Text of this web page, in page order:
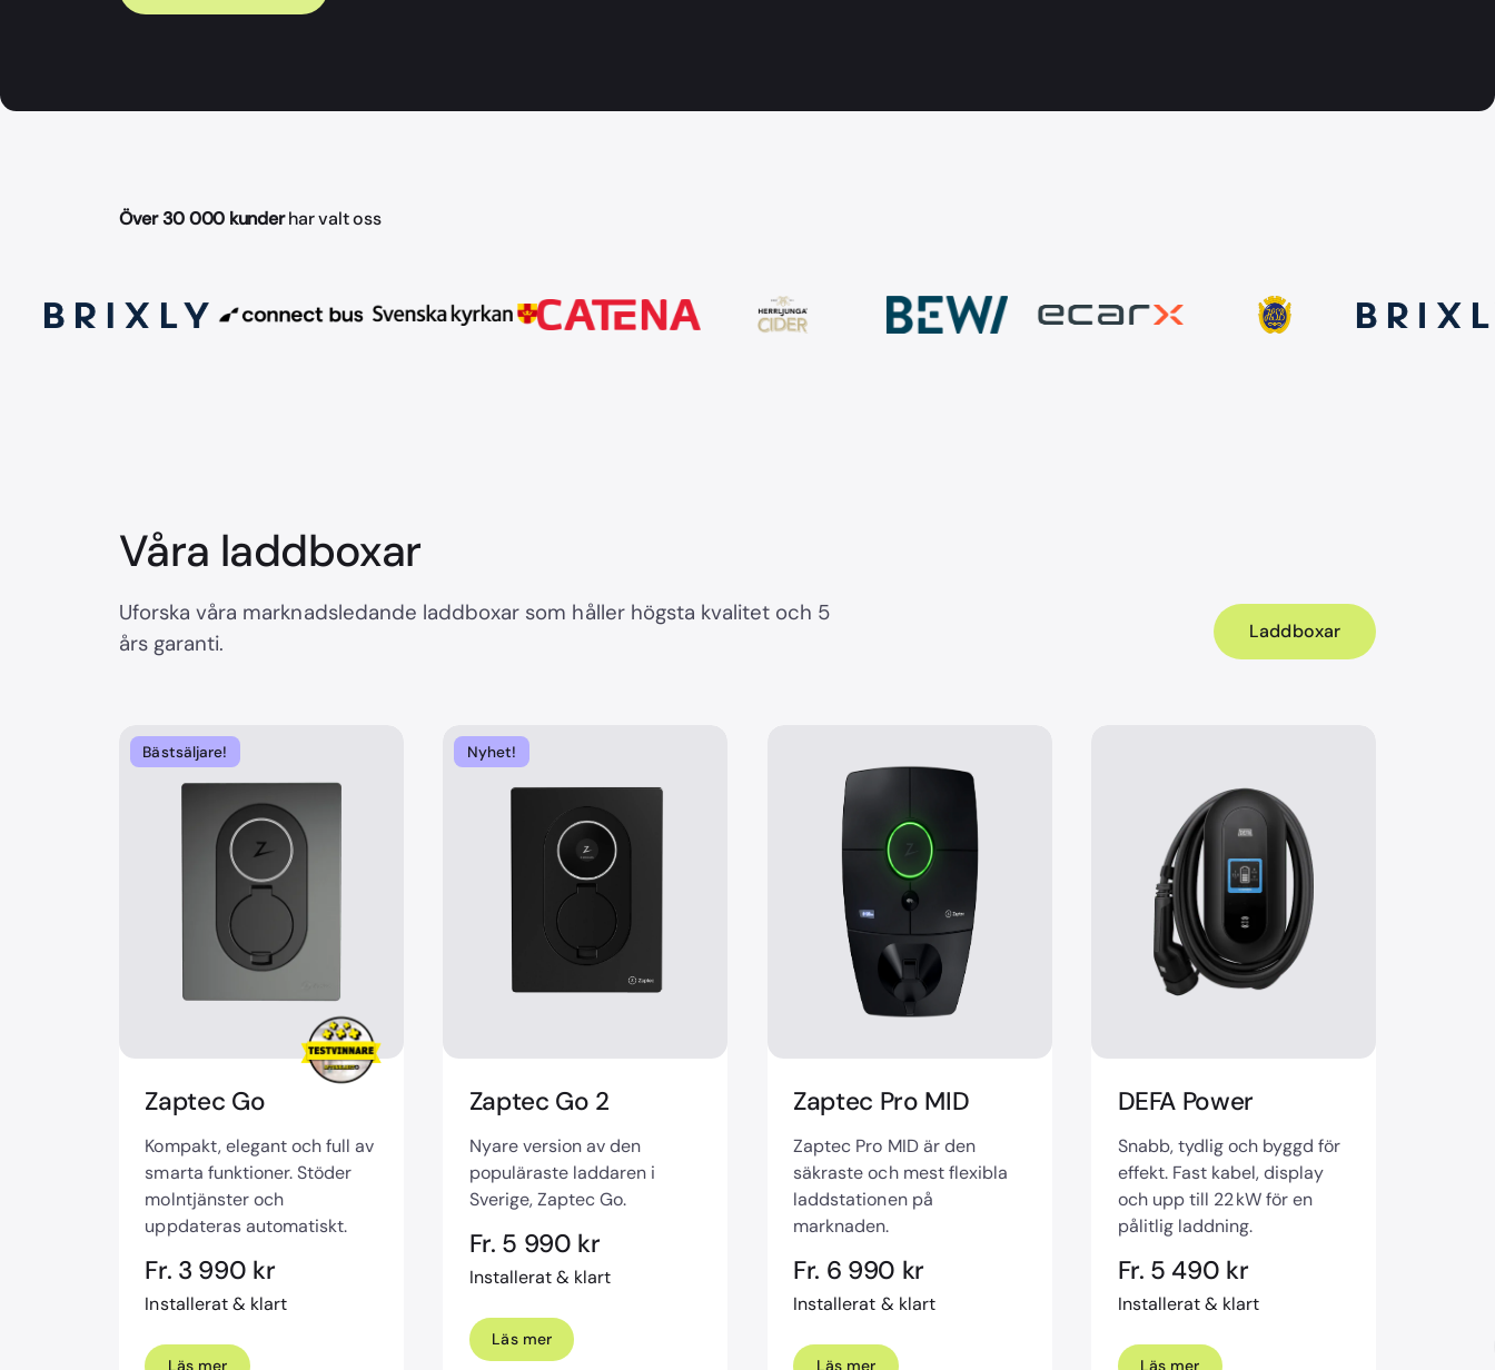
Över 30 000 kunderhar valt oss
Våra laddboxar
Uforska våra marknadsledande laddboxar som håller högsta kvalitet och 5
års garanti.
Laddboxar
Bästsäljare!
Zaptec Go
Kompakt, elegant och full av
smarta funktioner. Stöder
molntjänster och
uppdateras automatiskt.
Fr. 3 990 kr
Installerat & klart
Läs mer
Nyhet!
Zaptec Go 2
Nyare version av den
populäraste laddaren i
Sverige, Zaptec Go.
Fr. 5 990 kr
Installerat & klart
Läs mer
Zaptec Pro MID
Zaptec Pro MID är den
säkraste och mest flexibla
laddstationen på
marknaden.
Fr. 6 990 kr
Installerat & klart
Läs mer
DEFA Power
Snabb, tydlig och byggd för
effekt. Fast kabel, display
och upp till 22 kW för en
pålitlig laddning.
Fr. 5 490 kr
Installerat & klart
Läs mer